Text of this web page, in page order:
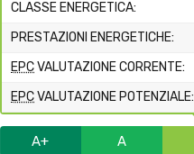
CLASSE ENERGETICA:
PRESTAZIONI ENERGETICHE:
EPCVALUTAZIONE CORRENTE:
EPCVALUTAZIONE POTENZIALE:
A+ A